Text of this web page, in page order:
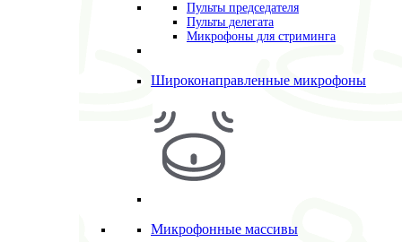
Пульты председателя
Пульты делегата
Микрофоны для стриминга
Широконаправленные микрофоны
Микрофонные массивы